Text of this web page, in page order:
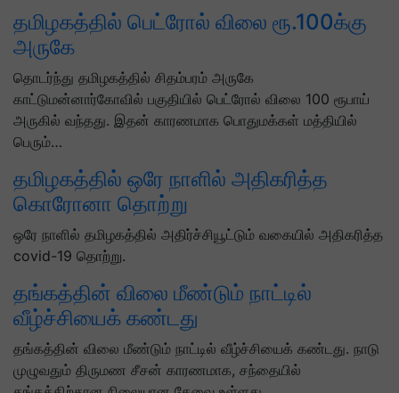
தமிழகத்தில் பெட்ரோல் விலை ரூ.100க்கு
அருகே
தொடர்ந்து தமிழகத்தில் சிதம்பரம் அருகே
காட்டுமன்னார்கோவில் பகுதியில் பெட்ரோல் விலை 100 ரூபாய்
அருகில் வந்தது. இதன் காரணமாக பொதுமக்கள் மத்தியில்
பெரும்…
தமிழகத்தில் ஒரே நாளில் அதிகரித்த
கொரோனா தொற்று
ஒரே நாளில் தமிழகத்தில் அதிர்ச்சியூட்டும் வகையில் அதிகரித்த
covid-19 தொற்று.
தங்கத்தின் விலை மீண்டும் நாட்டில்
வீழ்ச்சியைக் கண்டது
தங்கத்தின் விலை மீண்டும் நாட்டில் வீழ்ச்சியைக் கண்டது. நாடு
முழுவதும் திருமண சீசன் காரணமாக, சந்தையில்